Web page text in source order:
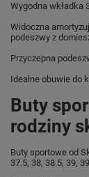
Wygodna wkładka
Widoczna
podeszwy z
Przyczepna
Idealne obuwie do
Buty
rodziny
Buty sportowe od
37.5, 38, 38.5, 39,